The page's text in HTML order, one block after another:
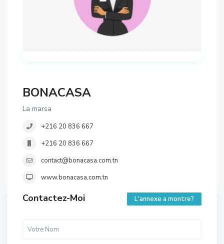
BONACASA
La marsa
+216 20 836 667
+216 20 836 667
contact@bonacasa.com.tn
www.bonacasa.com.tn
Contactez-Moi L'annexe a montre?